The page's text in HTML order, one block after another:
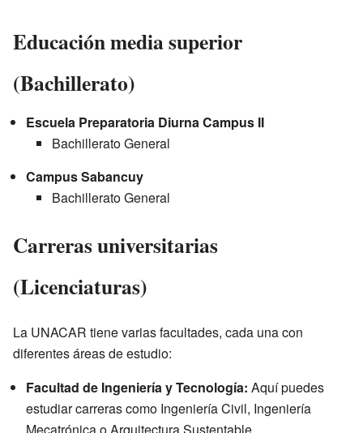
Educación media superior
(Bachillerato)
Escuela Preparatoria Diurna Campus II
Bachillerato General
Campus Sabancuy
Bachillerato General
Carreras universitarias
(Licenciaturas)
La UNACAR tiene varias facultades, cada una con
diferentes áreas de estudio:
Facultad de Ingeniería y Tecnología: Aquí puedes
estudiar carreras como Ingeniería Civil, Ingeniería